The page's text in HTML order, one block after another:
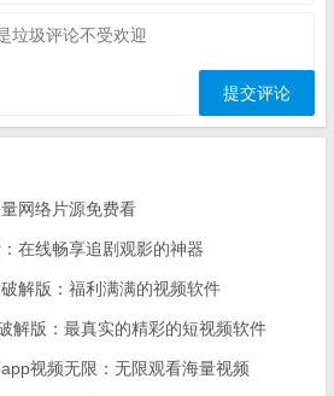
网络片源免费看
在线畅享追剧观影的神器
解版：福利满满的视频软件
解版：最真实的精彩的短视频软件
视频无限：无限观看海量视频